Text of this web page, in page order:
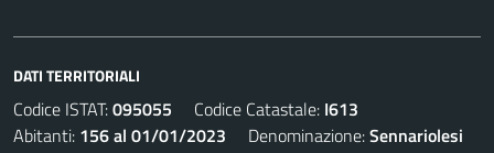
DATI TERRITORIALI
Codice ISTAT:095055 Codice Catastale: I613
Abitanti: 156 al 01/01/2023 Denominazione:Sennariolesi